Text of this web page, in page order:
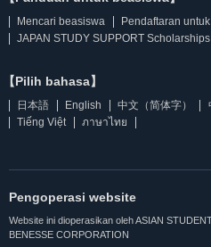
Mencari beasiswa
Pendaftaran
JAPAN STUDY SUPPORT Scholarships
【Pilih bahasa】
日本語 English 中文（简体字）
Tiếng Việt
ภาษาไทย
Pengoperasi website
Website ini dioperasikan oleh ASIAN
BENESSE CORPORATION